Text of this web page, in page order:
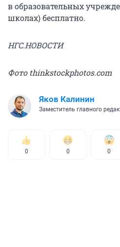
в образовательных
школах) бесплатно.
НГС.НОВОСТИ
Фото thinkstockphotos.com
Яков Калинин
Заместитель главного
0 0 0